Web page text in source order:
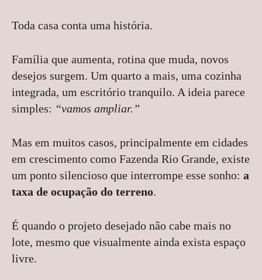
Toda casa conta uma história.
Família que aumenta, rotina que muda, novos
desejos surgem. Um quarto a mais, uma cozinha
integrada, um escritório tranquilo. A ideia parece
simples: “vamos ampliar.”
Mas em muitos casos, principalmente em cidades
em crescimento como Fazenda Rio Grande, existe
um ponto silencioso que interrompe esse sonho: a
taxa de ocupação do terreno.
É quando o projeto desejado não cabe mais no
lote, mesmo que visualmente ainda exista espaço
livre.